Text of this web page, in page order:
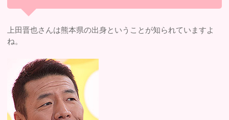
上田晋也さんは熊本県の出身ということが知られていますよ
ね。